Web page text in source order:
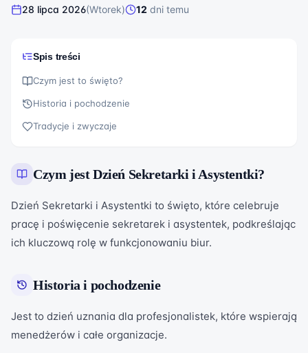
28 lipca 2026(Wtorek) 12 dni temu
Spis treści
Czym jest to święto?
Historia i pochodzenie
Tradycje i zwyczaje
Czym jestDzień Sekretarki i Asystentki?
Dzień Sekretarki i Asystentki to święto, które celebruje
pracę i poświęcenie sekretarek i asystentek, podkreślając
ich kluczową rolę w funkcjonowaniu biur.
Historia i pochodzenie
Jest to dzień uznania dla profesjonalistek, które wspierają
menedżerów i całe organizacje.